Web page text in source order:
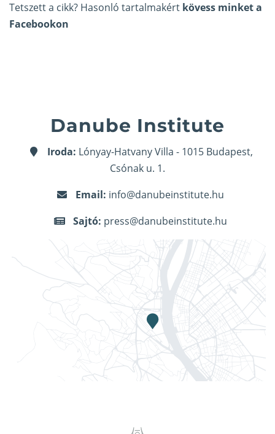
Tetszett a cikk? Hasonló tartalmakért kövess minket a
Facebookon
Danube Institute
Iroda: Lónyay-Hatvany Villa - 1015 Budapest,
Csónak u. 1.
Email: info@danubeinstitute.hu
Sajtó: press@danubeinstitute.hu